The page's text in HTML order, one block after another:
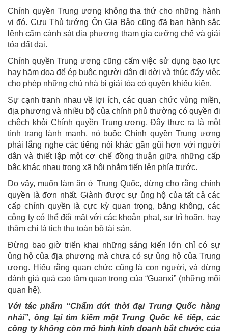
Chính quyền Trung ương không tha thứ cho những hành
vi đó. Cựu Thủ tướng Ôn Gia Bảo cũng đã ban hành sắc
lệnh cấm cảnh sát địa phương tham gia cưỡng chế và giải
tỏa đất đai.
Chính quyền Trung ương cũng cấm việc sử dụng bạo lực
hay hăm dọa để ép buộc người dân di dời và thúc đẩy việc
cho phép những chủ nhà bị giải tỏa có quyền khiếu kiện.
Sự cạnh tranh nhau về lợi ích, các quan chức vùng miền,
địa phương và nhiều bộ của chính phủ thường có quyền đi
chệch khỏi Chính quyền Trung ương. Đây thực ra là một
tình trạng lành mạnh, nó buộc Chính quyền Trung ương
phải lắng nghe các tiếng nói khác gần gũi hơn với người
dân và thiết lập một cơ chế đồng thuận giữa những cấp
bậc khác nhau trong xã hội nhằm tiến lên phía trước.
Do vậy, muốn làm ăn ở Trung Quốc, đừng cho rằng chính
quyền là đơn nhất. Giành được sự ủng hộ của tất cả các
cấp chính quyền là cực kỳ quan trọng, bằng không, các
công ty có thể đối mặt với các khoản phạt, sự trì hoãn, hay
thậm chí là tịch thu toàn bộ tài sản.
Đừng bao giờ triển khai những sáng kiến lớn chỉ có sự
ủng hộ của địa phương mà chưa có sự ủng hộ của Trung
ương. Hiểu rằng quan chức cũng là con người, và đừng
đánh giá quá cao tầm quan trọng của “Guanxi” (những mối
quan hệ).
Với tác phẩm “Chấm dứt thời đại Trung Quốc hàng
nhái”, ông lại tìm kiếm một Trung Quốc kế tiếp, các
công ty không còn mô hình kinh doanh bắt chước của